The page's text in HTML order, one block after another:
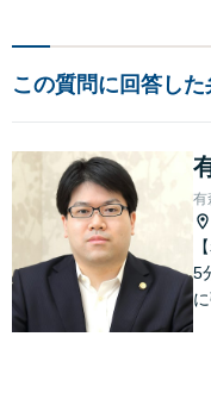
この質問に回答した
有
5